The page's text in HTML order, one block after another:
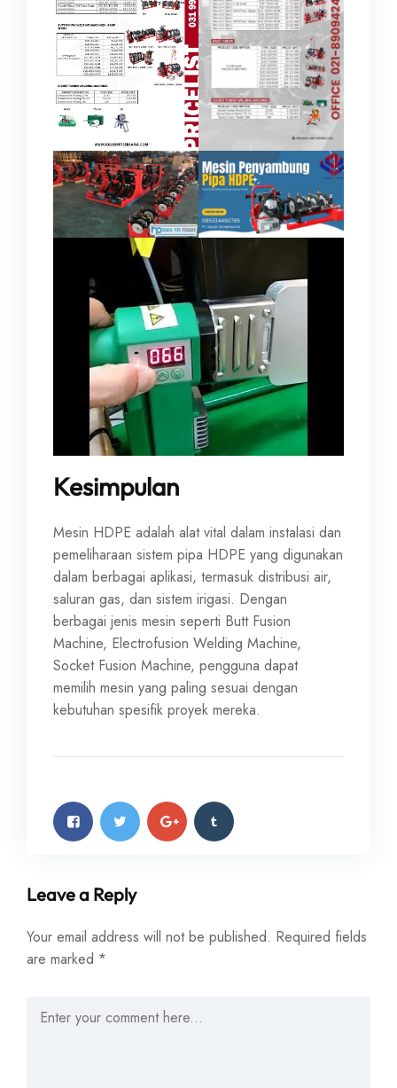
Kesimpulan
Mesin HDPE adalah alat vital dalam instalasi dan
pemeliharaan sistem pipa HDPE yang digunakan
dalam berbagai aplikasi, termasuk distribusi air,
saluran gas, dan sistem irigasi. Dengan
berbagai jenis mesin seperti Butt Fusion
Machine, Electrofusion Welding Machine,
Socket Fusion Machine, pengguna dapat
memilih mesin yang paling sesuai dengan
kebutuhan spesifik proyek mereka.
Leave a Reply
Your email address will not be published. Required fields
are marked *